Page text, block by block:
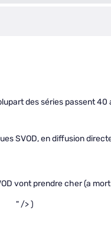
des séries passent
SVOD, en diffusion
vont prendre cher (a
" /> )